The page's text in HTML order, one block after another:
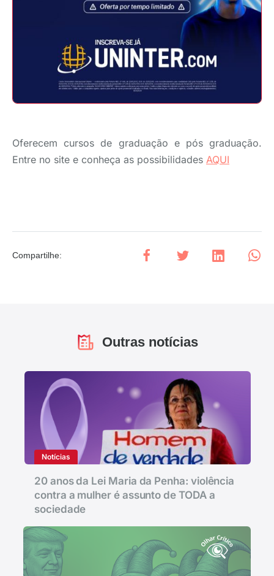
Oferecem cursos de graduação e pós graduação.
Entre no site e conheça as possibilidades AQUI
Compartilhe:
Outras notícias
Notícias
20 anos da Lei Maria da Penha: violência
contra a mulher é assunto de TODA a
sociedade